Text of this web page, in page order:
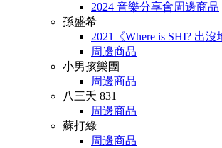
2024 音樂分享會周邊商品
孫盛希
2021《Where is SHI? 出沒
周邊商品
小男孩樂團
周邊商品
八三夭 831
周邊商品
蘇打綠
周邊商品